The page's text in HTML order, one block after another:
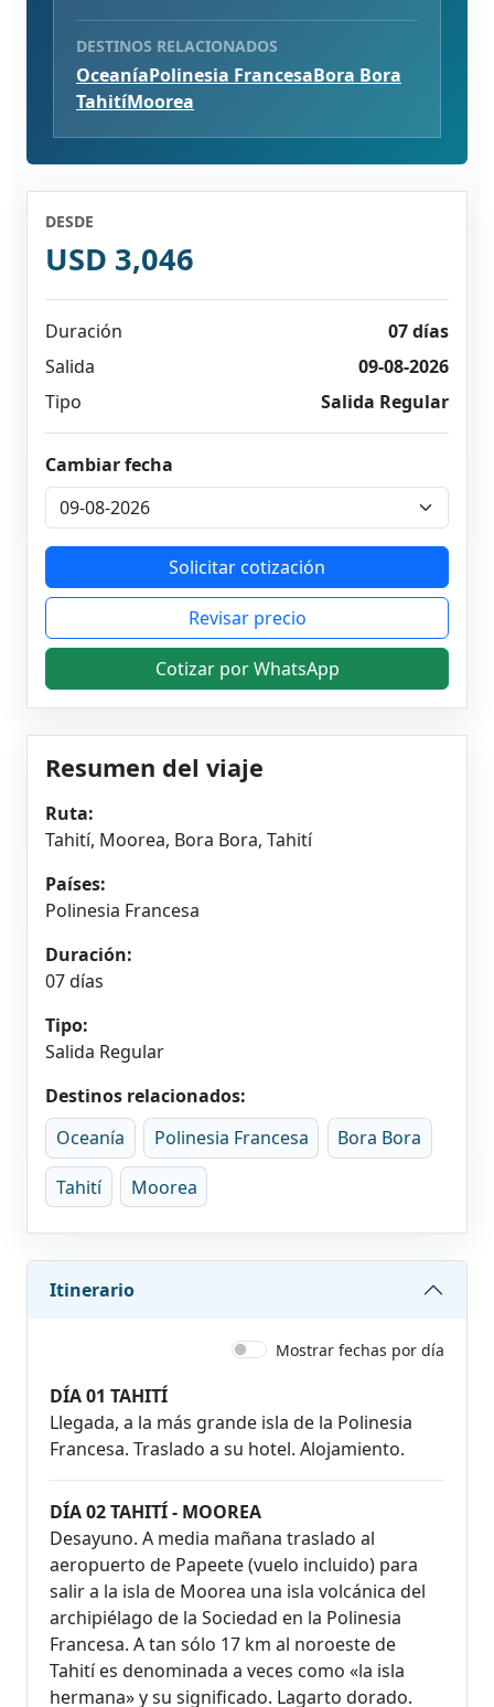
DESTINOS RELACIONADOS
OceaníaPolinesia FrancesaBora Bora
TahitíMoorea
Resumen del viaje
Ruta:
Tahití, Moorea, Bora Bora, Tahití
Países:
Polinesia Francesa
Duración:
07 días
Tipo:
Salida Regular
Destinos relacionados:
Oceanía
Polinesia Francesa Bora Bora
Tahití Moorea
Itinerario
Mostrar fechas por día
DÍA 01 TAHITÍ
Llegada, a la más grande isla de la Polinesia
Francesa. Traslado a su hotel. Alojamiento.
DÍA 02 TAHITÍ - MOOREA
Desayuno. A media mañana traslado al
aeropuerto de Papeete (vuelo incluido) para
salir a la isla de Moorea una isla volcánica del
archipiélago de la Sociedad en la Polinesia
Francesa. A tan sólo 17 km al noroeste de
Tahití es denominada a veces como «la isla
hermana» y su significado. Lagarto dorado.
DESDE
USD 3,046
Duración
07 días
Salida
09-08-2026
Tipo
Salida Regular
Cambiar fecha
Solicitar cotización
Revisar precio
Cotizar por WhatsApp